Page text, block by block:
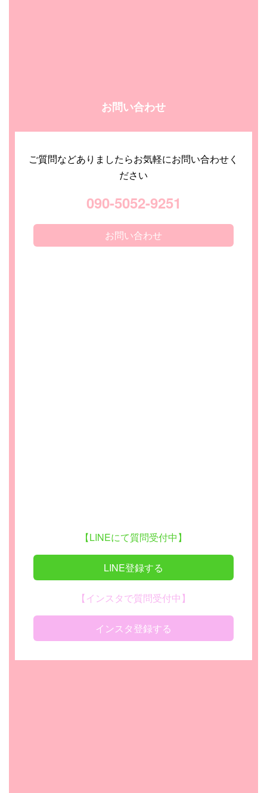
お問い合わせ
ご質問などありましたらお気軽にお問い合わせく
ださい
090-5052-9251
お問い合わせ
【LINEにて質問受付中】
LINE登録する
【インスタで質問受付中】
インスタ登録する